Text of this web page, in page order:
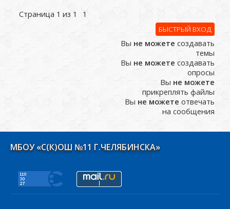
Страница 1 из 1 1
Вы не можете создавать
темы
Вы не можете создавать
опросы
Вы не можете
прикреплять файлы
Вы не можете отвечать
на сообщения
МБОУ «С(К)ОШ №11 Г.ЧЕЛЯБИНСКА»